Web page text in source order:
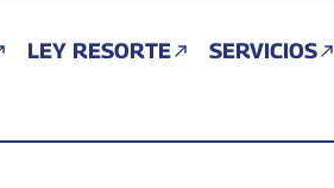
LEY RESORTE SERVICIOS